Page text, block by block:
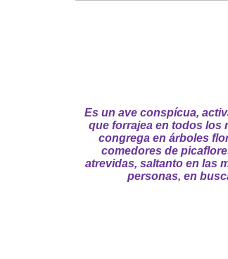
Es un ave conspícua,
que forrajea en todos los
congrega en árboles
comedores de
atrevidas, saltanto en las
personas, en